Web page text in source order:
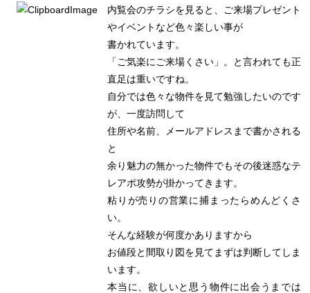
内覧会のチラシを見ると、ご来場プレゼント
やイベントなど色々楽しい事が
書かれています。
「ご気楽にご来場くさい」。と言われても正
直足は重いですね。
自分では色々な物件を見て勉強したいのです
が、一度訪問して
住所や名前、メールアドレスまで書かされる
と
余り魅力の無かった物件でもその後迷惑なテ
レアポ攻勢が掛かってきます。
粘りが売りの営業に捕まったらめんどくさ
い。
そんな経験が何度かありますから
お値段と間取り図を見てまずは判断してしま
います。
本当に、欲しいと思う物件に出会うまでは